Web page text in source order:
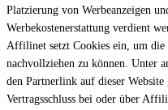
Platzierung von Werbeanzeigen
Werbekostenerstattung verdient
Affilinet setzt Cookies ein, um die
nachvollziehen zu können. Unter
den Partnerlink auf dieser
Vertragsschluss bei oder über